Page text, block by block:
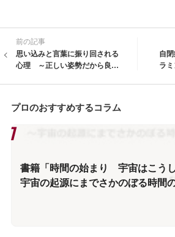
前の記事
思い込みと言葉に振り回される
心理 ～正しい姿勢だから良い
自
ラ
プロのおすすめするコラム
書籍「時間の始まり 宇宙はこう
宇宙の起源にまでさかのぼる時間